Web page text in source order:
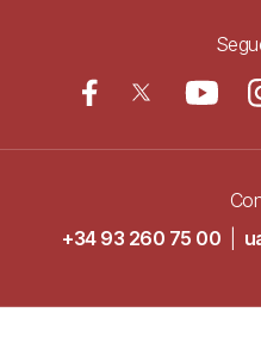
+34 93 260 75 00